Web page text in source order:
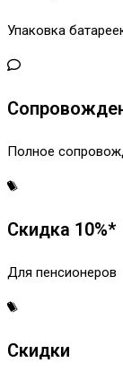
Упаковка
Полное
Скидка 10%*
Для пенсионеров
Скидки